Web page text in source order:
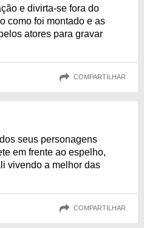
e divirta-se fora do
como foi montado e as
atores para gravar
COMPARTILHAR
seus personagens
em frente ao espelho,
vivendo a melhor das
COMPARTILHAR